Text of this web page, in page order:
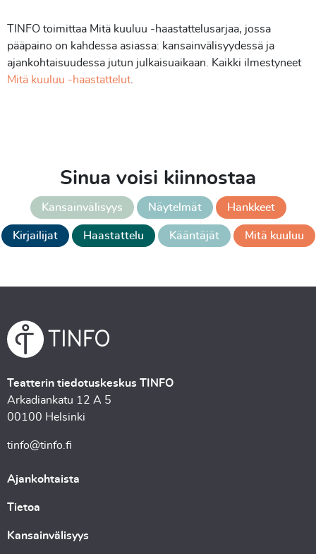
TINFO toimittaa Mitä kuuluu -haastattelusarjaa, jossa
pääpaino on kahdessa asiassa: kansainvälisyydessä ja
ajankohtaisuudessa jutun julkaisuaikaan. Kaikki ilmestyneet
Mitä kuuluu -haastattelut.
Sinua voisi kiinnostaa
Kansainvälisyys Näytelmät Hankkeet
Kirjailijat Haastattelu Kääntäjät Mitä kuuluu
Teatterin tiedotuskeskus TINFO
Arkadiankatu 12 A 5
00100 Helsinki
tinfo@tinfo.fi
Ajankohtaista
Tietoa
Kansainvälisyys